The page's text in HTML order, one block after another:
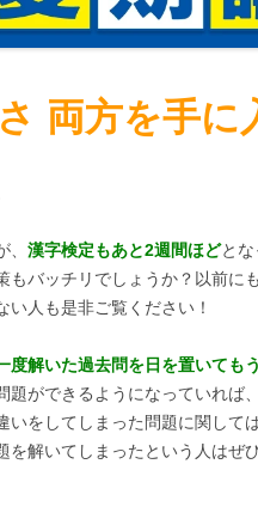
両方を手に
漢字検定もあと2週間ほどとな
もバッチリでしょうか？以前に
人も是非ご覧ください！
度解いた過去問を日を置いても
題ができるようになっていれば
いをしてしまった問題に関して
を解いてしまったという人はぜ